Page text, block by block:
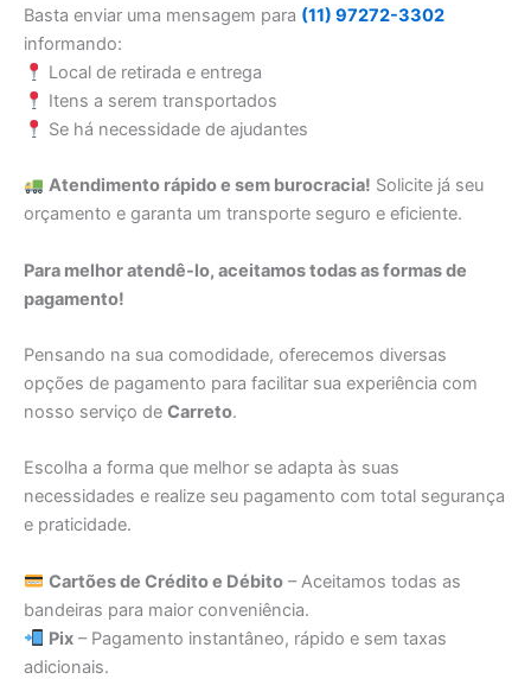
Basta enviar uma mensagem para (11) 97272-3302
informando:
Local de retirada e entrega
Itens a serem transportados
Se há necessidade de ajudantes
Atendimento rápido e sem burocracia! Solicite já seu
orçamento e garanta um transporte seguro e eficiente.
Para melhor atendê-lo, aceitamos todas as formas de
pagamento!
Pensando na sua comodidade, oferecemos diversas
opções de pagamento para facilitar sua experiência com
nosso serviço de Carreto.
Escolha a forma que melhor se adapta às suas
necessidades e realize seu pagamento com total segurança
e praticidade.
Cartões de Crédito e Débito– Aceitamos todas as
bandeiras para maior conveniência.
Pix– Pagamento instantâneo, rápido e sem taxas
adicionais.